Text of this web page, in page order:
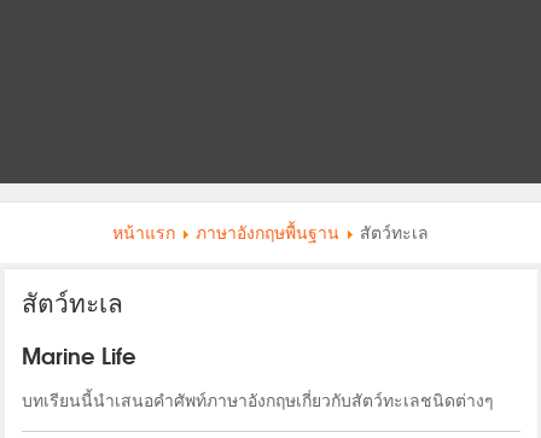
หน้าแรก ภาษาอังกฤษพื้นฐาน สัตว์ทะเล
สัตว์ทะเล
Marine Life
บทเรียนนี้นำเสนอคำศัพท์ภาษาอังกฤษเกี่ยวกับสัตว์ทะเลชนิดต่างๆ